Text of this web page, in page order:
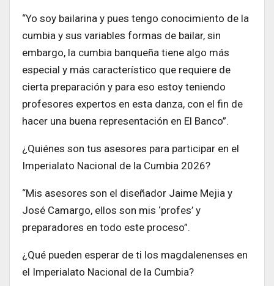
“Yo soy bailarina y pues tengo conocimiento de la
cumbia y sus variables formas de bailar, sin
embargo, la cumbia banqueña tiene algo más
especial y más característico que requiere de
cierta preparación y para eso estoy teniendo
profesores expertos en esta danza, con el fin de
hacer una buena representación en El Banco”.
¿Quiénes son tus asesores para participar en el
Imperialato Nacional de la Cumbia 2026?
“Mis asesores son el diseñador Jaime Mejia y
José Camargo, ellos son mis ‘profes’ y
preparadores en todo este proceso”.
¿Qué pueden esperar de ti los magdalenenses en
el Imperialato Nacional de la Cumbia?